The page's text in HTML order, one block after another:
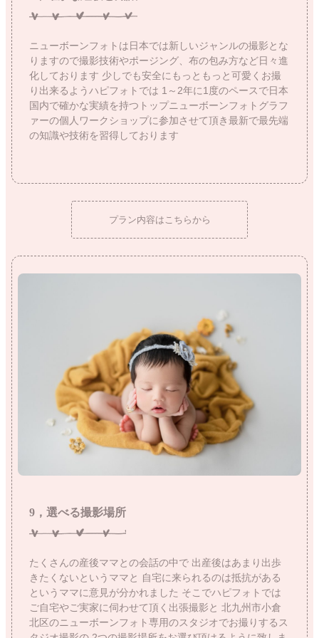
ニューボーンフォトは日本では新しいジャンルの撮影とな
りますので撮影技術やポージング、布の包み方など日々進
化しております 少しでも安全にもっともっと可愛くお撮
り出来るようハピフォトでは 1～2年に1度のペースで日本
国内で確かな実績を持つトップニューボーンフォトグラフ
ァーの個人ワークショップに参加させて頂き最新で最先端
の知識や技術を習得しております
プラン内容はこちらから
9，選べる撮影場所
たくさんの産後ママとの会話の中で 出産後はあまり出歩
きたくないというママと 自宅に来られるのは抵抗がある
というママに意見が分かれました そこでハピフォトでは
ご自宅やご実家に伺わせて頂く出張撮影と 北九州市小倉
北区のニューボーンフォト専用のスタジオでお撮りするス